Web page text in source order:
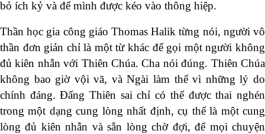
bỏ ích kỷ và để mình được kéo vào thông hiệp.
Thần học gia công giáo Thomas Halik từng nói, người vô
thần đơn giản chỉ là một từ khác để gọi một người không
đủ kiên nhẫn với Thiên Chúa. Cha nói đúng. Thiên Chúa
không bao giờ vội vã, và Ngài làm thế vì những lý do
chính đáng. Đấng Thiên sai chỉ có thể được thai nghén
trong một dạng cung lòng nhất định, cụ thể là một cung
lòng đủ kiên nhẫn và sẵn lòng chờ đợi, để mọi chuyện